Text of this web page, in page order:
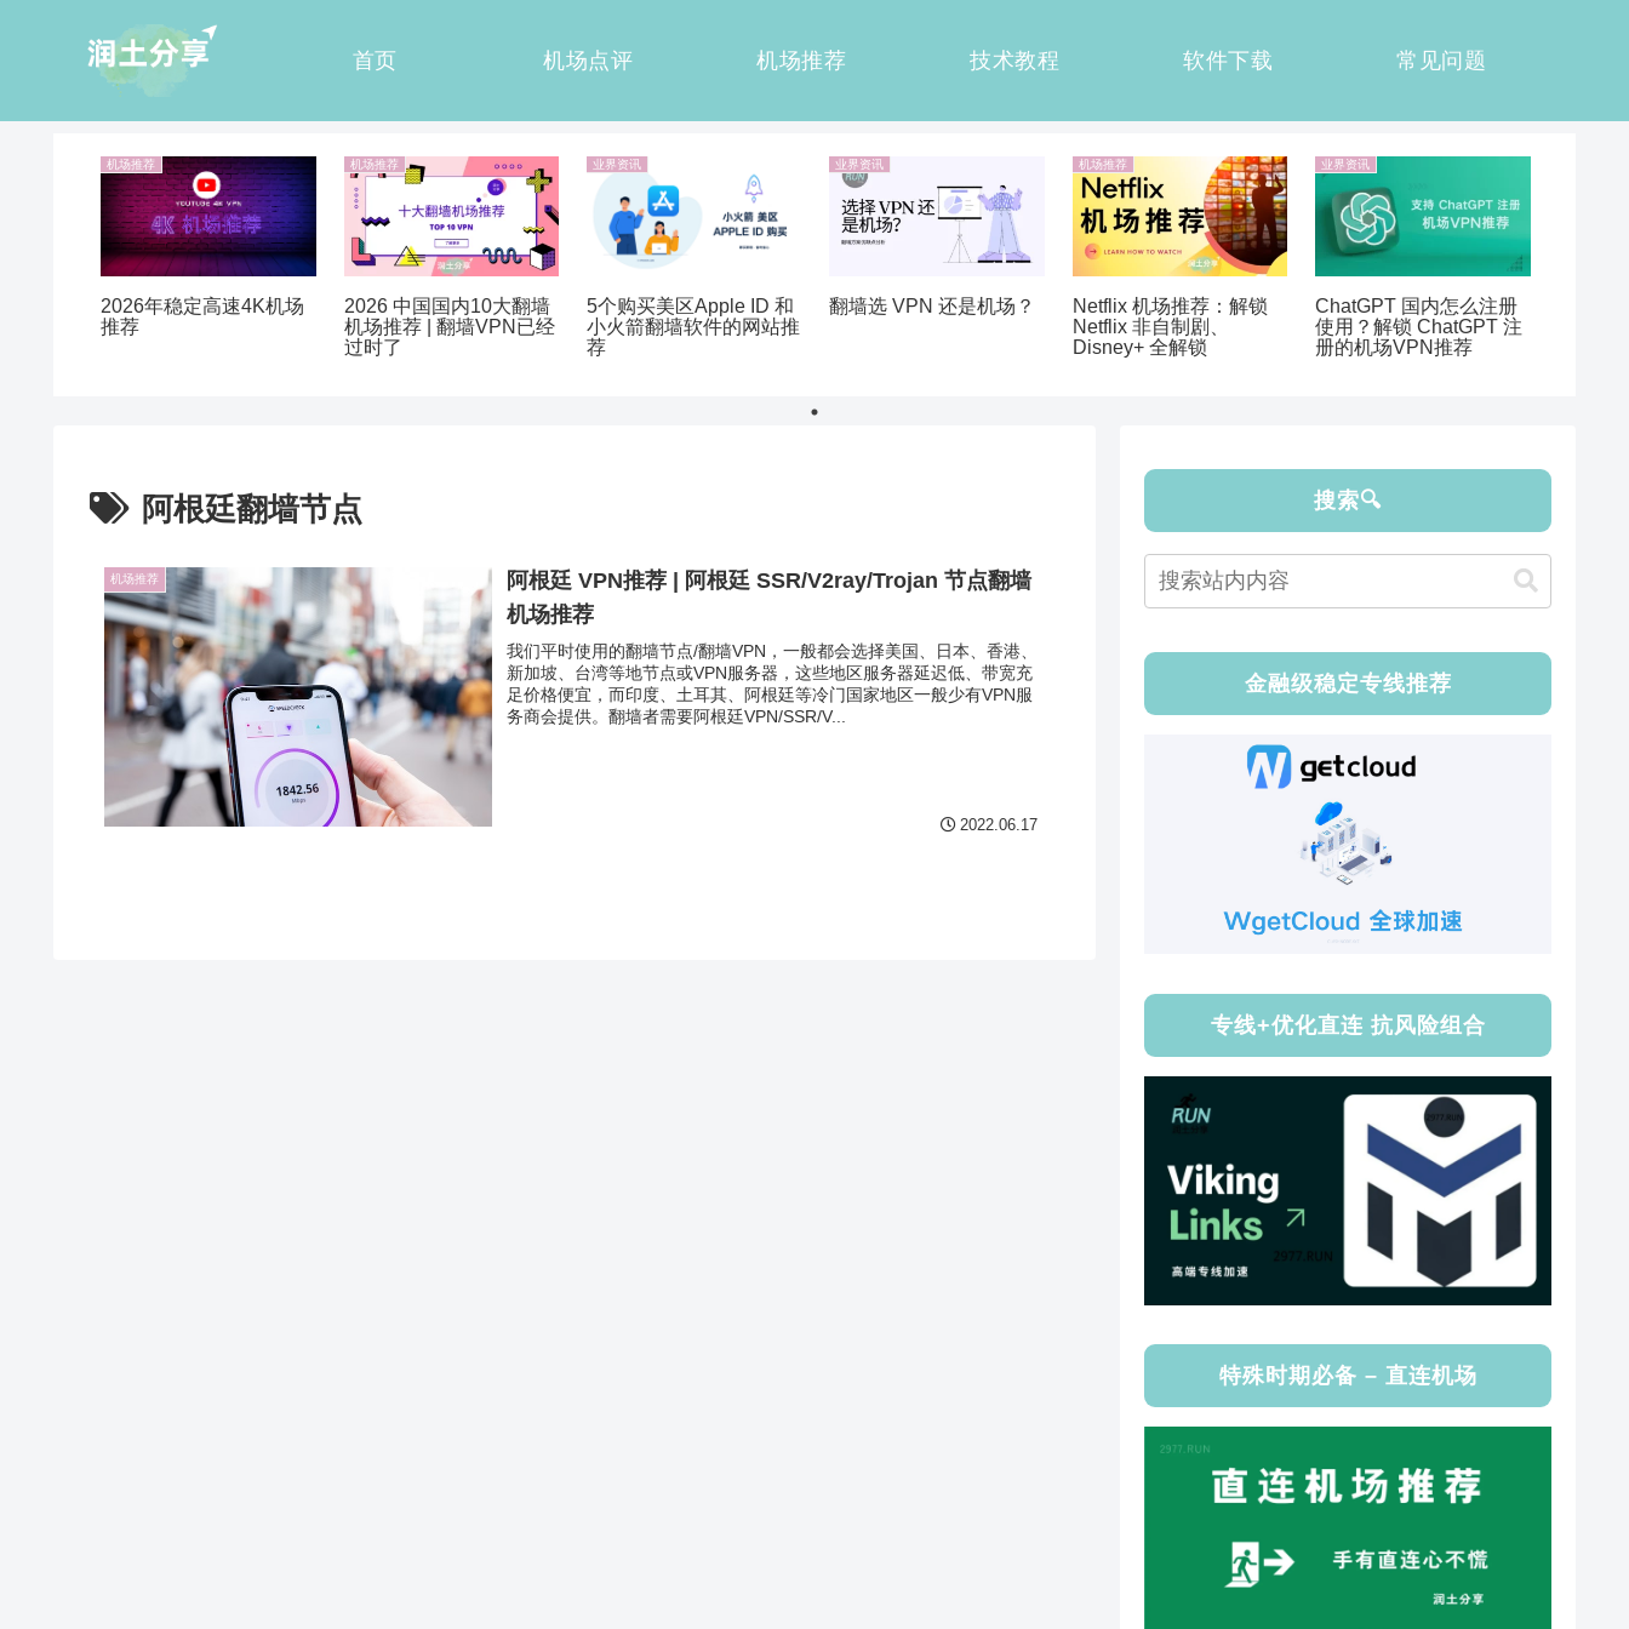
首页 机场点评 机场推荐 技术教程 软件下载 常见问题
机场推荐
2026年稳定高速4K机场
推荐
机场推荐
2026 中国国内10大翻墙
机场推荐 | 翻墙VPN已经
过时了
业界资讯
5个购买美区Apple ID 和
小火箭翻墙软件的网站推
荐
业界资讯
翻墙选 VPN 还是机场？
机场推荐
Netflix 机场推荐：解锁
Netflix 非自制剧、
Disney+ 全解锁
业界资讯
ChatGPT 国内怎么注册
使用？解锁 ChatGPT 注
册的机场VPN推荐
阿根廷翻墙节点
机场推荐
阿根廷 VPN推荐 | 阿根廷 SSR/V2ray/Trojan 节点翻墙
机场推荐
我们平时使用的翻墙节点/翻墙VPN，一般都会选择美国、日本、香港、
新加坡、台湾等地节点或VPN服务器，这些地区服务器延迟低、带宽充
足价格便宜，而印度、土耳其、阿根廷等冷门国家地区一般少有VPN服
务商会提供。翻墙者需要阿根廷VPN/SSR/V...
2022.06.17
搜索🔍
金融级稳定专线推荐
专线+优化直连 抗风险组合
特殊时期必备 – 直连机场